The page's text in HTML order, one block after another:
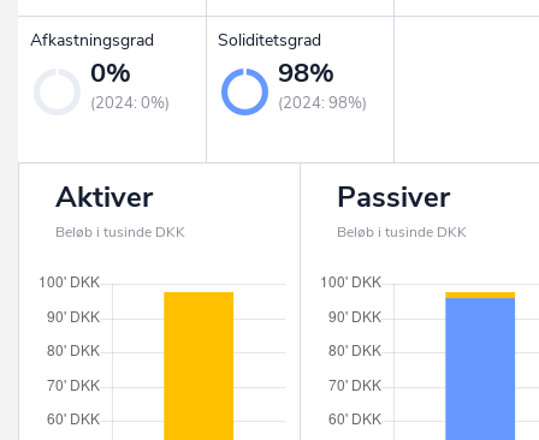
Afkastningsgrad
0%
(2024: 0%)
Soliditetsgrad
98%
(2024: 98%)
Aktiver
Beløb i tusinde DKK
Passiver
Beløb i tusinde DKK